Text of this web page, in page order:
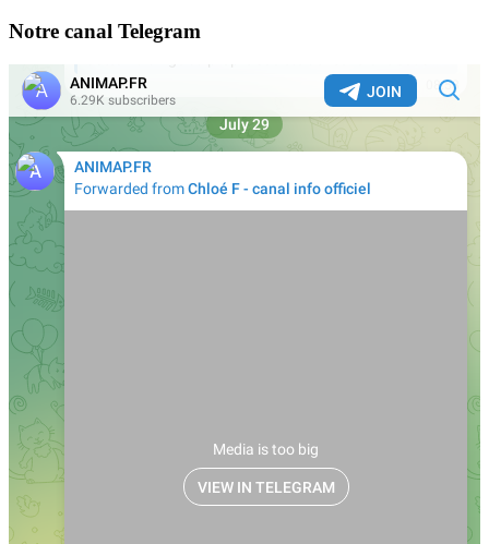
Notre canal Telegram